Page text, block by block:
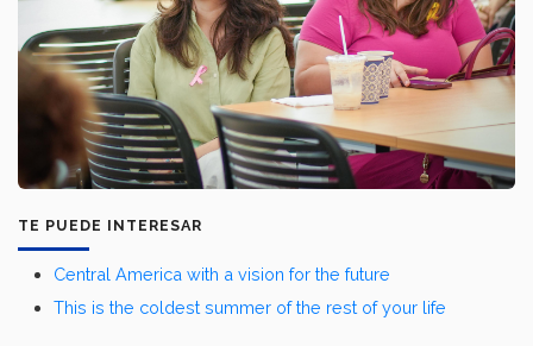
TE PUEDE INTERESAR
Central America with a vision for the future
This is the coldest summer of the rest of your life